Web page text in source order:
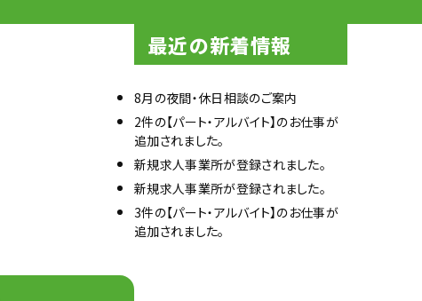
最近の新着情報
8月の夜間・休日相談のご案内
2件の【パート・アルバイト】のお仕事が
追加されました。
新規求人事業所が登録されました。
新規求人事業所が登録されました。
3件の【パート・アルバイト】のお仕事が
追加されました。